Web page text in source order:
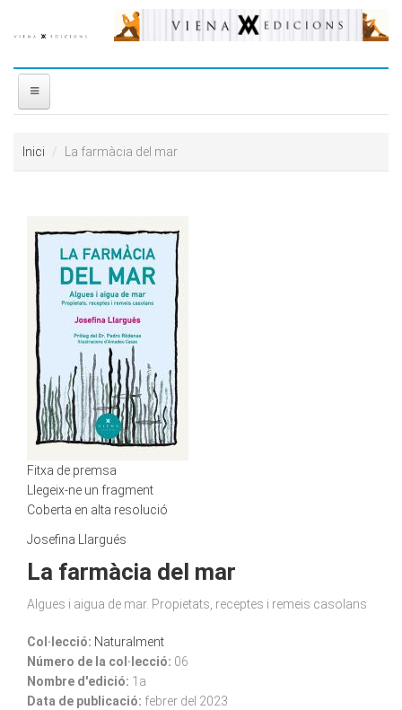
DISTRIBUÏDORA
PREMIS
CONTACTE
Inici La farmàcia del mar
Fitxa de premsa
Llegeix-ne un fragment
Coberta en alta resolució
Josefina Llargués
La farmàcia del mar
Algues i aigua de mar. Propietats, receptes i remeis casolans
Col·lecció: Naturalment
Número de la col·lecció: 06
Nombre d'edició: 1a
Data de publicació: febrer del 2023